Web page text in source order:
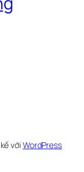
với WordPress